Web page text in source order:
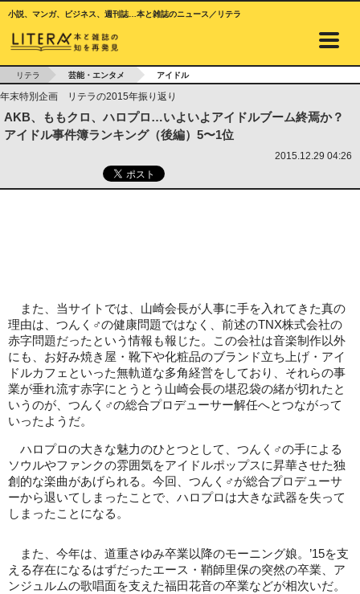
小説、マンガ、ビジネス、週刊誌…本と雑誌のニュース／リテラ
リテラ 芸能・エンタメ アイドル
年末特別企画 リテラの2015年振り返り
AKB、ももクロ、ハロプロ…いよいよアイドルブーム終焉か？
アイドル事件簿ランキング（後編）5〜1位
2015.12.29 04:26
また、当サイトでは、山崎会長が人事に手を入れてきた真の
理由は、つんく♂の健康問題ではなく、前述のTNX株式会社の
赤字問題だったという情報も報じた。この会社は音楽制作以外
にも、お好み焼き屋・靴下や化粧品のブランド立ち上げ・アイ
ドルカフェといった無軌道な多角経営をしており、それらの事
業が垂れ流す赤字にとうとう山崎会長の堪忍袋の緒が切れたと
いうのが、つんく♂の総合プロデューサー解任へとつながって
いったようだ。
ハロプロの大きな魅力のひとつとして、つんく♂の手による
ソウルやファンクの雰囲気をアイドルポップスに昇華させた独
創的な楽曲があげられる。今回、つんく♂が総合プロデューサ
ーから退いてしまったことで、ハロプロは大きな武器を失って
しまったことになる。
また、今年は、道重さゆみ卒業以降のモーニング娘。’15を支
える存在になるはずだったエース・鞘師里保の突然の卒業、ア
ンジュルムの歌唱面を支えた福田花音の卒業などが相次いだ。